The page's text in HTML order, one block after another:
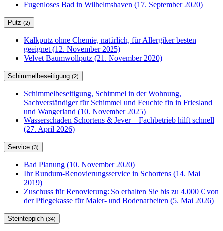
Fugenloses Bad in Wilhelmshaven (17. September 2020)
Putz (2)
Kalkputz ohne Chemie, natürlich, für Allergiker besten
geeignet (12. November 2025)
Velvet Baumwollputz (21. November 2020)
Schimmelbeseitigung (2)
Schimmelbeseitigung, Schimmel in der Wohnung,
Sachverständiger für Schimmel und Feuchte fin in Friesland
und Wangerland (10. November 2025)
Wasserschaden Schortens & Jever – Fachbetrieb hilft schnell
(27. April 2026)
Service (3)
Bad Planung (10. November 2020)
Ihr Rundum-Renovierungsservice in Schortens (14. Mai
2019)
Zuschuss für Renovierung: So erhalten Sie bis zu 4.000 € von
der Pflegekasse für Maler- und Bodenarbeiten (5. Mai 2026)
Steinteppich (34)